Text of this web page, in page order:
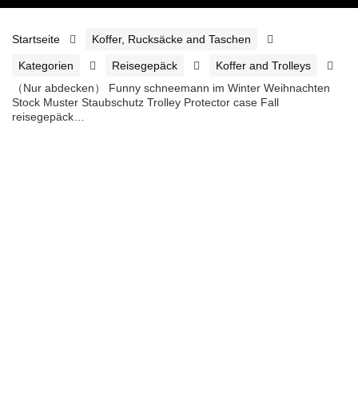
Startseite Koffer, Rucksäcke and Taschen
Kategorien Reisegepäck
Koffer and Trolleys
（Nur abdecken） Funny schneemann im Winter Weihnachten
Stock Muster Staubschutz Trolley Protector case Fall
reisegepäck…